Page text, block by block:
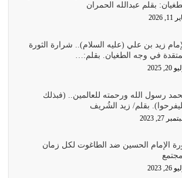
وليس كل…
بقلم عبدالله الحمران
2026
زيد بن علي (عليه السلام).. شرارة الثورة
في وجه الطغيان. بقلم:…
2025
رسول الله ورحمته للعالمين.. (فبذلك
بقلم/ زيد الشُريف
27, 2023
الإمام الحسين ضد الطاغوت لكل زمان
2023